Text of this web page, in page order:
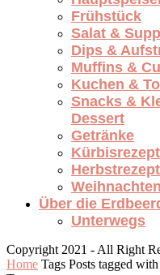
Frühstück
Salat &
Dips &
Muffins &
Kuchen &
Snacks &
Dessert
Getränke
Weihnachten
Über die
Unterwegs
Copyright 2021 - All Right
Home Tags Posts tagged